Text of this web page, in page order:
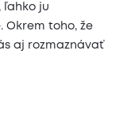
ľahko ju
Okrem toho, že
aj rozmaznávať